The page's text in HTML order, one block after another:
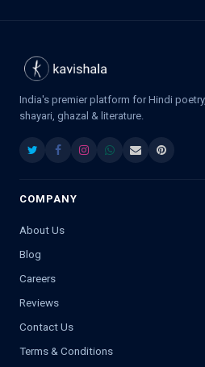
India's premier platform for Hindi poetry,
shayari, ghazal & literature.
COMPANY
About Us
Blog
Careers
Reviews
Contact Us
Terms & Conditions